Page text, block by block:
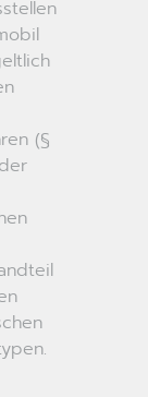
(§